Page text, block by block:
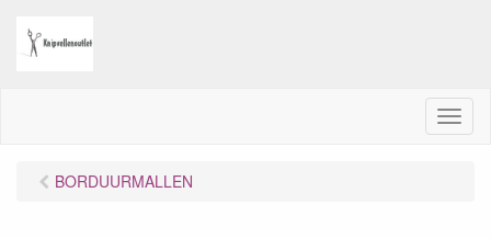
M
e
BORDUURMALLEN